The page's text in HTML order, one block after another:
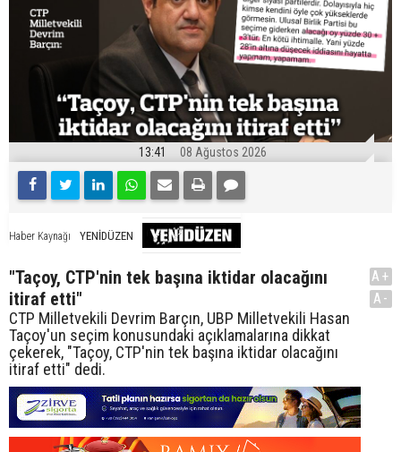
13:41 08 Ağustos 2026
Haber Kaynağı YENİDÜZEN
"Taçoy, CTP'nin tek başına iktidar olacağını
itiraf etti"
CTP Milletvekili Devrim Barçın, UBP Milletvekili Hasan
Taçoy'un seçim konusundaki açıklamalarına dikkat
çekerek, "Taçoy, CTP'nin tek başına iktidar olacağını
itiraf etti" dedi.
A+
A-